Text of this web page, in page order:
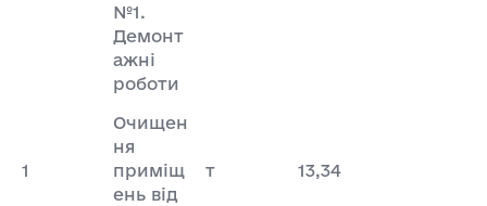
№1.
Демонт
ажні
роботи
1
Очищен
ня
приміщ
ень від
т 13,34